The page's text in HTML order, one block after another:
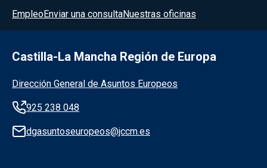
Menú del pie
EmpleoEnviar una consultaNuestras oficinas
Castilla-La Mancha Región de Europa
Información de la institución
Dirección General de Asuntos Europeos
925 238 048
dgasuntoseuropeos@jccm.es